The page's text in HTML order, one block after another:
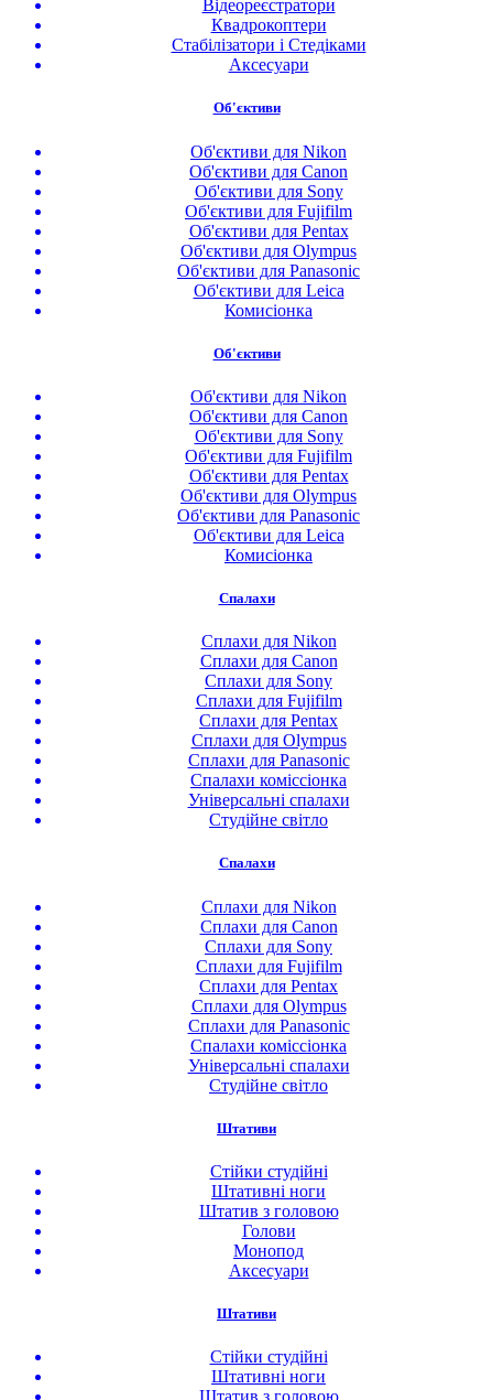
Відеореєстратори
Квадрокоптери
Стабілізатори і Стедіками
Аксесуари
Об'єктиви
Об'єктиви для Nikon
Об'єктиви для Canon
Об'єктиви для Sony
Об'єктиви для Fujifilm
Об'єктиви для Pentax
Об'єктиви для Olympus
Об'єктиви для Panasonic
Об'єктиви для Leica
Комисіонка
Об'єктиви
Об'єктиви для Nikon
Об'єктиви для Canon
Об'єктиви для Sony
Об'єктиви для Fujifilm
Об'єктиви для Pentax
Об'єктиви для Olympus
Об'єктиви для Panasonic
Об'єктиви для Leica
Комисіонка
Спалахи
Сплахи для Nikon
Сплахи для Canon
Сплахи для Sony
Сплахи для Fujifilm
Сплахи для Pentax
Сплахи для Olympus
Сплахи для Panasonic
Спалахи коміссіонка
Універсальні спалахи
Студійне світло
Спалахи
Сплахи для Nikon
Сплахи для Canon
Сплахи для Sony
Сплахи для Fujifilm
Сплахи для Pentax
Сплахи для Olympus
Сплахи для Panasonic
Спалахи коміссіонка
Універсальні спалахи
Студійне світло
Штативи
Стійки студійні
Штативні ноги
Штатив з головою
Голови
Монопод
Аксесуари
Штативи
Стійки студійні
Штативні ноги